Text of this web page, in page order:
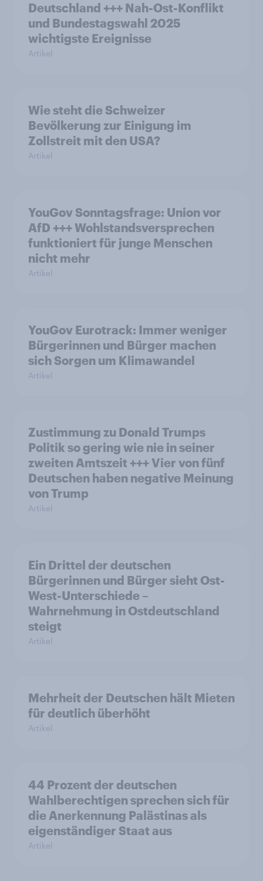
Deutschland +++ Nah-Ost-Konflikt
und Bundestagswahl 2025
wichtigste Ereignisse
Artikel
Wie steht die Schweizer
Bevölkerung zur Einigung im
Zollstreit mit den USA?
Artikel
YouGov Sonntagsfrage: Union vor
AfD +++ Wohlstandsversprechen
funktioniert für junge Menschen
nicht mehr
Artikel
YouGov Eurotrack: Immer weniger
Bürgerinnen und Bürger machen
sich Sorgen um Klimawandel
Artikel
Zustimmung zu Donald Trumps
Politik so gering wie nie in seiner
zweiten Amtszeit +++ Vier von fünf
Deutschen haben negative Meinung
von Trump
Artikel
Ein Drittel der deutschen
Bürgerinnen und Bürger sieht Ost-
West-Unterschiede –
Wahrnehmung in Ostdeutschland
steigt
Artikel
Mehrheit der Deutschen hält Mieten
für deutlich überhöht
Artikel
44 Prozent der deutschen
Wahlberechtigen sprechen sich für
die Anerkennung Palästinas als
eigenständiger Staat aus
Artikel